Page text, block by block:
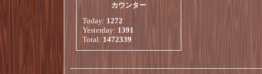
カウンター
Today: 1272
Yesterday: 1391
Total: 1472339